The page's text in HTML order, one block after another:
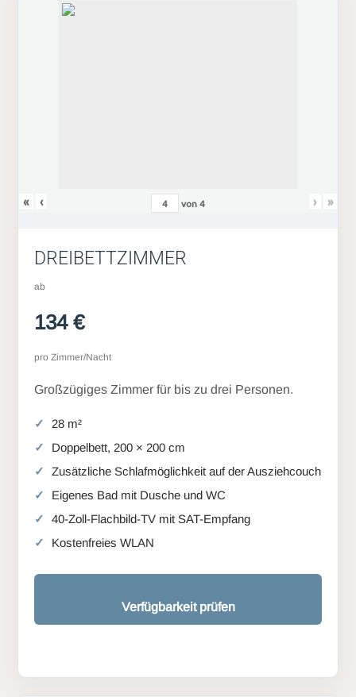
« ‹ von4 › »
DREIBETTZIMMER
ab
134 €
pro Zimmer/Nacht
Großzügiges Zimmer für bis zu drei Personen.
28 m²
Doppelbett, 200 × 200 cm
Zusätzliche Schlafmöglichkeit auf der Ausziehcouch
Eigenes Bad mit Dusche und WC
40-Zoll-Flachbild-TV mit SAT-Empfang
Kostenfreies WLAN
Verfügbarkeit prüfen